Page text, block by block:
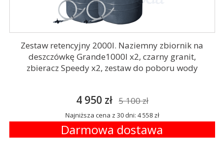
Zestaw retencyjny 2000l. Naziemny zbiornik na
deszczówkę Grande1000l x2, czarny granit,
zbieracz Speedy x2, zestaw do poboru wody
4 950 zł 5 100 zł
Najniższa cena z 30 dni: 4 558 zł
Darmowa dostawa